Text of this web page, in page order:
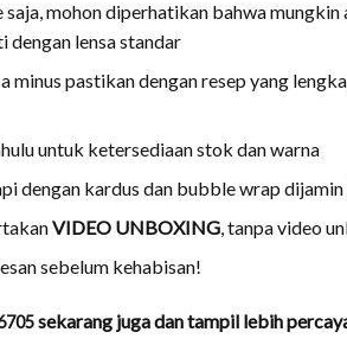
mohon diperhatikan bahwa
dengan lensa standar
minus pastikan dengan resep yang
untuk ketersediaan stok dan warna
dengan kardus dan bubble wrap dijamin
VIDEO UNBOXING, tanpa video
sebelum kehabisan!
sekarang juga dan tampil lebih